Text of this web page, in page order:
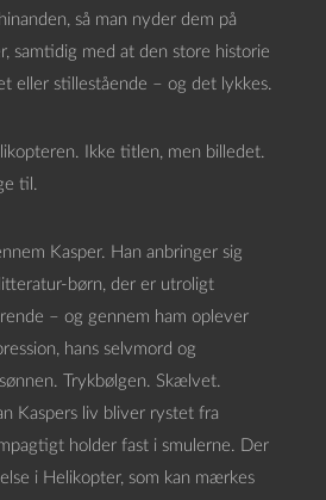
så man nyder dem på
samtidig med at den store historie
eller stillestående – og det lykkes.
Ikke titlen, men billedet.
til.
Kasper. Han anbringer sig
børn, der er utroligt
– og gennem ham oplever
hans selvmord og
Trykbølgen. Skælvet.
Kaspers liv bliver rystet fra
holder fast i smulerne. Der
i Helikopter, som kan mærkes